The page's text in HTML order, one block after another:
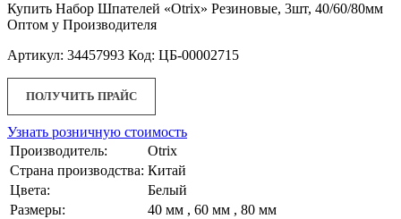
Купить Набор Шпателей «Otrix» Резиновые, 3шт, 40/60/80мм
Оптом у Производителя
Артикул: 34457993 Код: ЦБ-00002715
ПОЛУЧИТЬ ПРАЙС
Узнать розничную стоимость
Производитель:
Otrix
Страна производства: Китай
Цвета:
Белый
Размеры:
40 мм , 60 мм , 80 мм